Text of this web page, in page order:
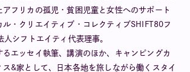
フリカの孤児・貧困児童と女性へのサポート
ル・クリエイティブ・コレクティブSHIFT80フ
人シフトエイティ代表理事。
エッセイ執筆、講演のほか、キャンピングカ
ス&家として、日本各地を旅しながら働くスタイ